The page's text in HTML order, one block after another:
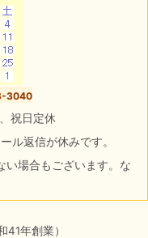
3040
祝日定休
ル返信が休みです。
い場合もございます。な
41年創業）